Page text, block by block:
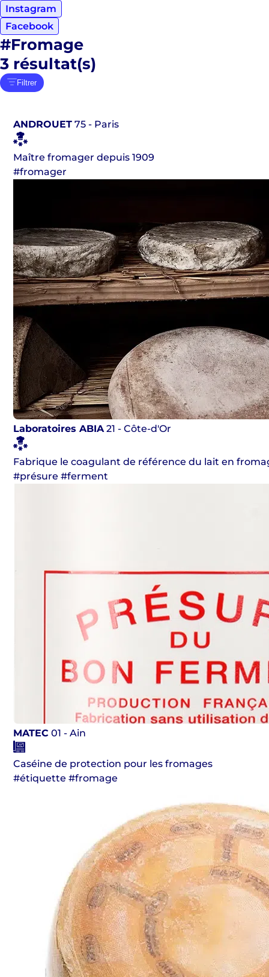
Instagram
Facebook
#Fromage
3 résultat(s)
Filtrer
ANDROUET 75 - Paris
Maître fromager depuis 1909
#fromager
Laboratoires ABIA 21 - Côte-d'Or
Fabrique le coagulant de référence du lait en
#présure #ferment
MATEC 01 - Ain
Caséine de protection pour les fromages
#étiquette #fromage